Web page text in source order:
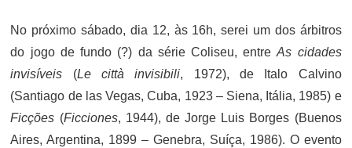
No próximo sábado, dia 12, às 16h, serei um dos árbitros
do jogo de fundo (?) da série Coliseu, entreAs cidades
invisíveis (Le città invisibili, 1972), de Italo Calvino
(Santiago de las Vegas, Cuba, 1923 – Siena, Itália, 1985) e
Ficções (Ficciones, 1944), de Jorge Luis Borges (Buenos
Aires, Argentina, 1899 – Genebra, Suíça, 1986). O evento